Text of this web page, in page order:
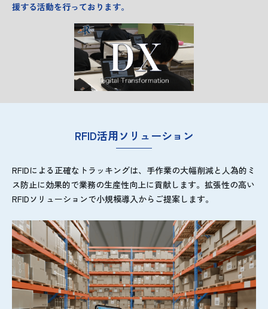
援する活動を行っております。
RFID活用ソリューション
RFIDによる正確なトラッキングは、手作業の大幅削減と人為的ミ
ス防止に効果的で業務の生産性向上に貢献します。拡張性の高い
RFIDソリューションで小規模導入からご提案します。